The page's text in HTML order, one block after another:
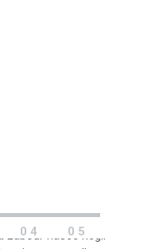
0 4 0 5
Labour nasce negli